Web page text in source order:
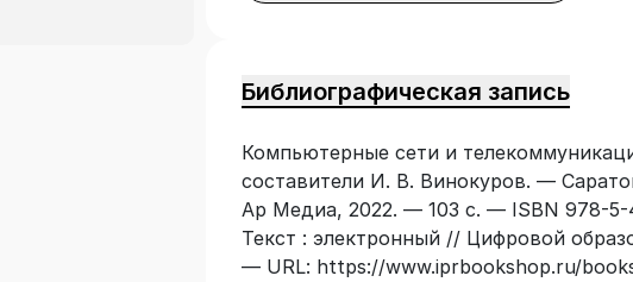
Библиографическая запись
Компьютерные сети и
составители И. В. Винокуров. —
Ар Медиа, 2022. — 103 с. — ISBN 978-
Текст : электронный // Цифровой
— URL: https://www.iprbookshop.ru/